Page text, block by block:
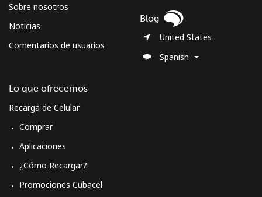
Sobre nosotros
Noticias
Comentarios de usuarios
Lo que ofrecemos
Recarga de Celular
Comprar
Aplicaciones
¿Cómo Recargar?
Promociones Cubacel
Blog
United States
Spanish